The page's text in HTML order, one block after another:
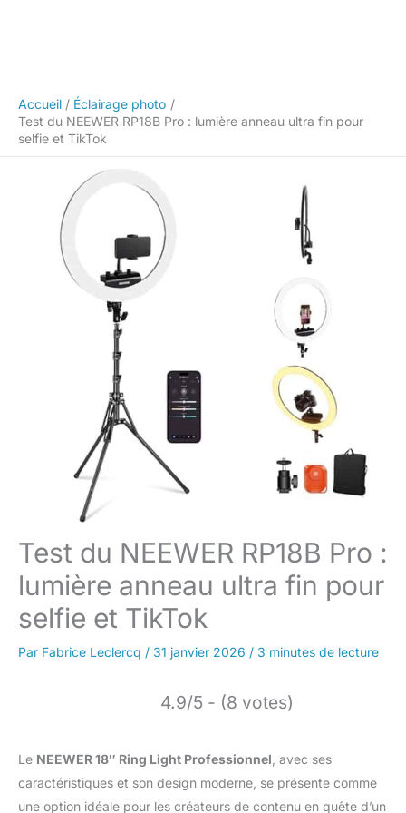
Accueil
Éclairage photo
Test du NEEWER RP18B Pro : lumière anneau ultra fin pour
selfie et TikTok
Test du NEEWER RP18B Pro :
lumière anneau ultra fin pour
selfie et TikTok
Par Fabrice Leclercq / 31 janvier 2026 / 3 minutes de lecture
4.9/5 - (8 votes)
Le NEEWER 18″ Ring Light Professionnel , avec ses
caractéristiques et son design moderne, se présente comme
une option idéale pour les créateurs de contenu en quête d’un